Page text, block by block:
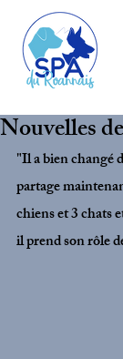
Nouvelles
"Il a bien changé
partage
chiens et 3 chats
il prend son rôle